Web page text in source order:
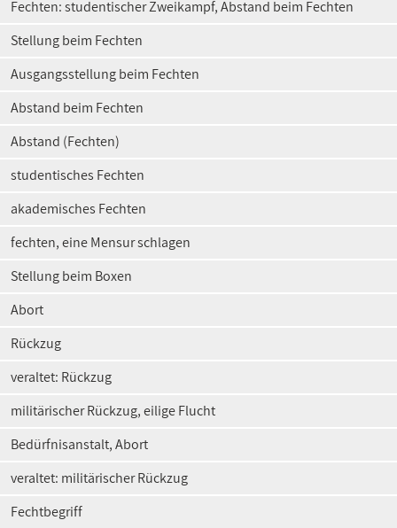
Fechten: studentischer Zweikampf, Abstand beim Fechten
Stellung beim Fechten
Ausgangsstellung beim Fechten
Abstand beim Fechten
Abstand (Fechten)
studentisches Fechten
akademisches Fechten
fechten, eine Mensur schlagen
Stellung beim Boxen
Abort
Rückzug
veraltet: Rückzug
militärischer Rückzug, eilige Flucht
Bedürfnisanstalt, Abort
veraltet: militärischer Rückzug
Fechtbegriff